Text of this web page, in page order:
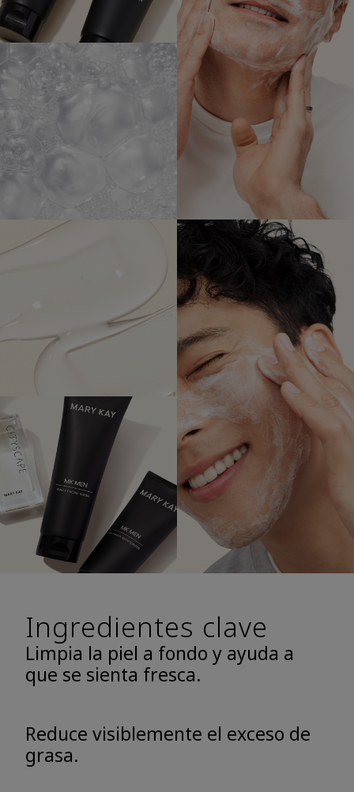
Ingredientes clave
Limpia la piel a fondo y ayuda a
que se sienta fresca.
Reduce visiblemente el exceso de
grasa.